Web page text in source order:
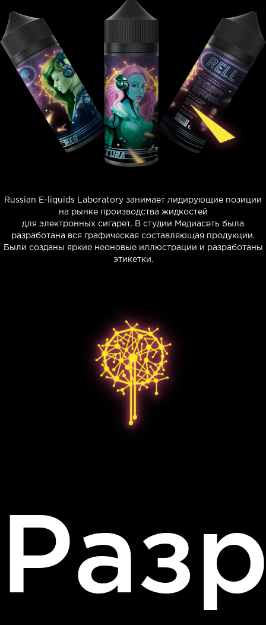
Russian E-liquids Laboratory занимает лидирующие позиции
на рынке производства жидкостей
для электронных сигарет. В студии Медиасеть была
разработана вся графическая составляющая продукции.
Были созданы яркие неоновые иллюстрации и разработаны
этикетки.